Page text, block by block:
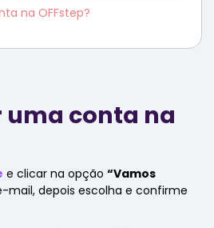
na OFFstep?
uma conta na
e clicar na opção “Vamos
mail, depois escolha e confirme